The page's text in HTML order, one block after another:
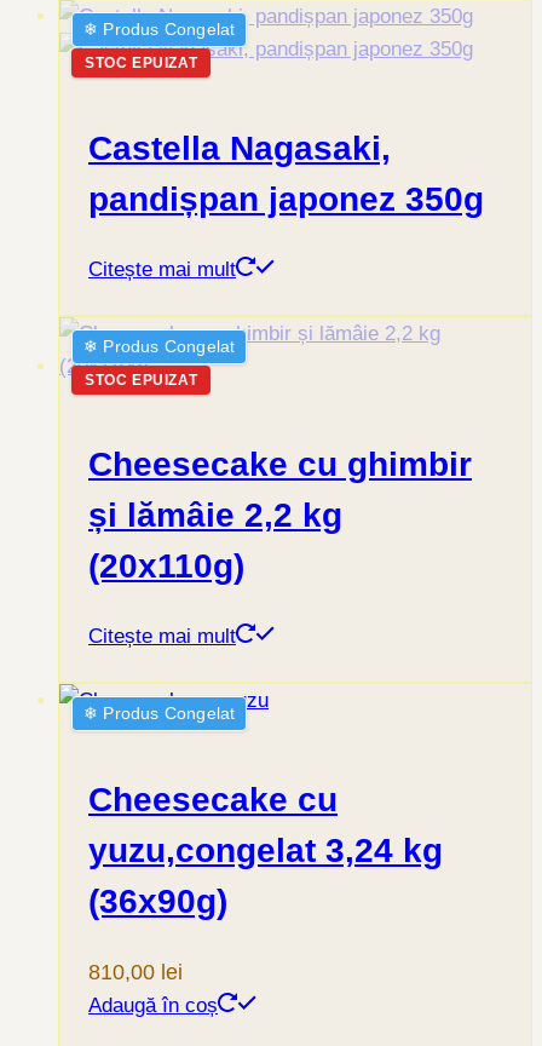
❄︎ Produs Congelat
STOC EPUIZAT
Castella Nagasaki,
pandișpan japonez 350g
Citește mai mult
❄︎ Produs Congelat
STOC EPUIZAT
Cheesecake cu ghimbir
și lămâie 2,2 kg
(20x110g)
Citește mai mult
❄︎ Produs Congelat
Cheesecake cu
yuzu,congelat 3,24 kg
(36x90g)
810,00 lei
Adaugă în coș